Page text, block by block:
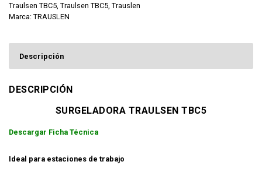
Traulsen TBC5 Traulsen TBC5 Trauslen
Marca: TRAUSLEN
Descripción
DESCRIPCIÓN
SURGELADORA TRAULSEN TBC5
Descargar Ficha Técnica
Ideal para estaciones de trabajo